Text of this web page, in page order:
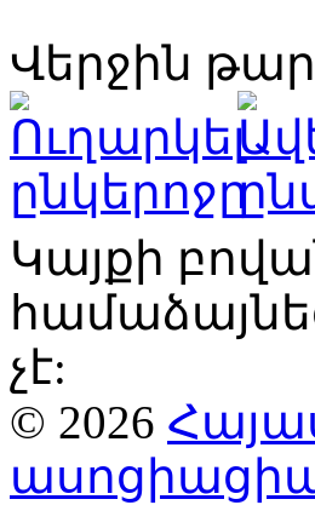
Վերջին
Կայքի
չէ:
© 2026